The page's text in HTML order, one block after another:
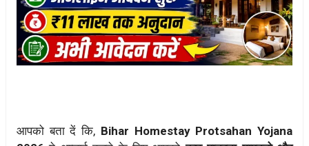
आपको बता दें कि, Bihar Homestay Protsahan Yojana